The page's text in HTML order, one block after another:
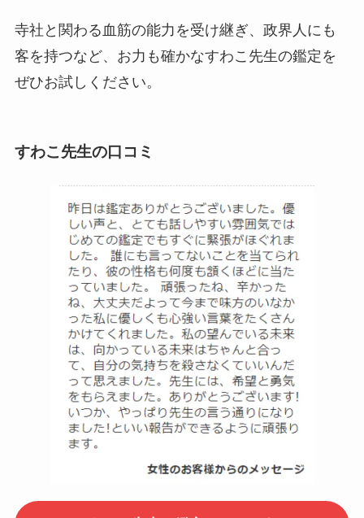
寺社と関わる血筋の能力を受け継ぎ、政界人にも
客を持つなど、お力も確かなすわこ先生の鑑定を
ぜひお試しください。
すわこ先生の口コミ